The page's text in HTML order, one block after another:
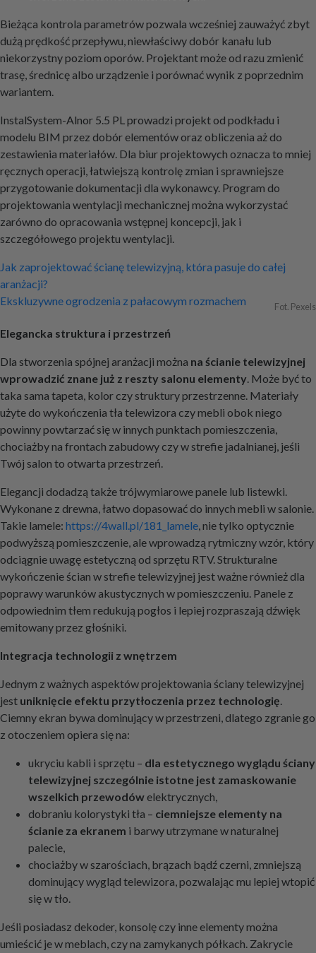
Bieżąca kontrola parametrów pozwala wcześniej zauważyć zbyt
dużą prędkość przepływu, niewłaściwy dobór kanału lub
niekorzystny poziom oporów. Projektant może od razu zmienić
trasę, średnicę albo urządzenie i porównać wynik z poprzednim
wariantem.
InstalSystem-Alnor 5.5 PL prowadzi projekt od podkładu i
modelu BIM przez dobór elementów oraz obliczenia aż do
zestawienia materiałów. Dla biur projektowych oznacza to mniej
ręcznych operacji, łatwiejszą kontrolę zmian i sprawniejsze
przygotowanie dokumentacji dla wykonawcy. Program do
projektowania wentylacji mechanicznej można wykorzystać
zarówno do opracowania wstępnej koncepcji, jak i
szczegółowego projektu wentylacji.
Nawigacja
wpisu
Jak zaprojektować ścianę telewizyjną, która pasuje do całej
aranżacji?
Ekskluzywne ogrodzenia z pałacowym rozmachem
Fot. Pexels
Elegancka struktura i przestrzeń
Dla stworzenia spójnej aranżacji można na ścianie telewizyjnej
wprowadzić znane już z reszty salonu elementy. Może być to
taka sama tapeta, kolor czy struktury przestrzenne. Materiały
użyte do wykończenia tła telewizora czy mebli obok niego
powinny powtarzać się w innych punktach pomieszczenia,
chociażby na frontach zabudowy czy w strefie jadalnianej, jeśli
Twój salon to otwarta przestrzeń.
Elegancji dodadzą także trójwymiarowe panele lub listewki.
Wykonane z drewna, łatwo dopasować do innych mebli w salonie.
Takie lamele: https://4wall.pl/181_lamele, nie tylko optycznie
podwyższą pomieszczenie, ale wprowadzą rytmiczny wzór, który
odciągnie uwagę estetyczną od sprzętu RTV. Strukturalne
wykończenie ścian w strefie telewizyjnej jest ważne również dla
poprawy warunków akustycznych w pomieszczeniu. Panele z
odpowiednim tłem redukują pogłos i lepiej rozpraszają dźwięk
emitowany przez głośniki.
Integracja technologii z wnętrzem
Jednym z ważnych aspektów projektowania ściany telewizyjnej
jest uniknięcie efektu przytłoczenia przez technologię.
Ciemny ekran bywa dominujący w przestrzeni, dlatego zgranie go
z otoczeniem opiera się na:
ukryciu kabli i sprzętu – dla estetycznego wyglądu ściany
telewizyjnej szczególnie istotne jest zamaskowanie
wszelkich przewodówelektrycznych,
dobraniu kolorystyki tła – ciemniejsze elementy na
ścianie za ekranem i barwy utrzymane w naturalnej
palecie,
chociażby w szarościach, brązach bądź czerni, zmniejszą
dominujący wygląd telewizora, pozwalając mu lepiej wtopić
się w tło.
Jeśli posiadasz dekoder, konsolę czy inne elementy można
umieścić je w meblach, czy na zamykanych półkach. Zakrycie